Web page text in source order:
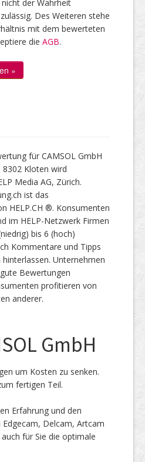
der Wahrheit
Des Weiteren stehe
mit dem bewerteten
die AGB.
für CAMSOL GmbH
Kloten wird
Media AG, Zürich.
ist das
HELP.CH ®. Konsumenten
im HELP-Netzwerk Firmen
bis 6 (hoch)
Kommentare und Tipps
Unternehmen
Bewertungen
profitieren von
anderer.
GmbH
um Kosten zu senken.
fertigen Teil.
Erfahrung und den
Delcam, Artcam
für Sie die optimale